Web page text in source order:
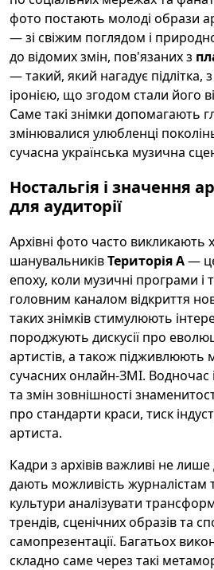
фото постають молоді образи
— зі свіжим поглядом і
до відомих змін, пов'язаних з
— такий, який нагадує підлітка,
іронією, що згодом стали його
Саме такі знімки допомагають
змінювалися улюбленці
сучасна українська музична
Ностальгія і значення
для аудиторії
Архівні фото часто викликають
шанувальниківТериторія А—
епоху, коли музичні програми і
головним каналом відкриття
таких знімків стимулюють
породжують дискусії про
артистів, а також підживлюють
сучасних онлайн-ЗМІ. Водночас
та змін зовнішності
про стандарти краси, тиск
артиста.
Кадри з архівів важливі не
дають можливість журналістам
культури аналізувати
трендів, сценічних образів та
самопрезентації. Багатьох
складно саме через такі